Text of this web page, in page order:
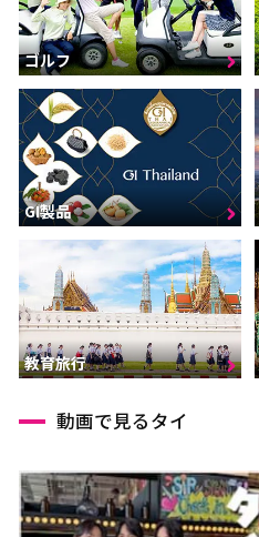
ゴルフ
GI製品
教育旅行
動画で見るタイ